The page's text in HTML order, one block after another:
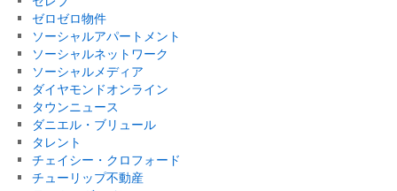
ゼロゼロ物件
ソーシャルアパートメント
ソーシャルネットワーク
ソーシャルメディア
ダイヤモンドオンライン
タウンニュース
ダニエル・ブリュール
タレント
チェイシー・クロフォード
チューリップ不動産